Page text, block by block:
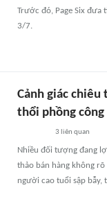
Trước đó, Page Six đưa
3/7.
Cảnh giác
thổi phồng công
3 liên quan
Nhiều đối tượng đang
thảo bán hàng không
người cao tuổi sập bẫy,